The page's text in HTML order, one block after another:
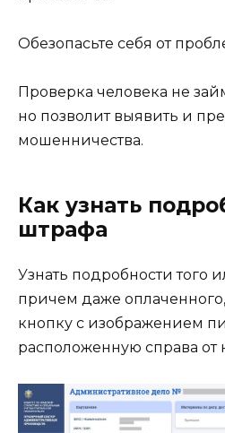
Обезопасьте себя от
Проверка человека не
но позволит выявить и
мошенничества.
Как узнать
штрафа
Узнать подробности того
причем даже
кнопку с изображением
расположенную справа от